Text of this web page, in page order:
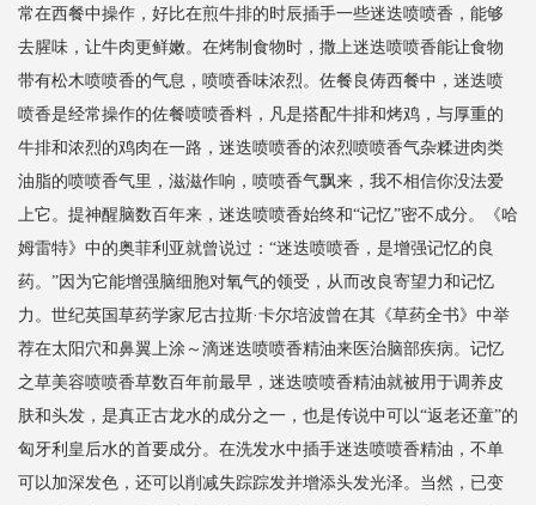
常在西餐中操作，好比在煎牛排的时辰插手一些迷迭喷喷香，能够
去腥味，让牛肉更鲜嫩。在烤制食物时，撒上迷迭喷喷香能让食物
带有松木喷喷香的气息，喷喷香味浓烈。佐餐良俦西餐中，迷迭喷
喷香是经常操作的佐餐喷喷香料，凡是搭配牛排和烤鸡，与厚重的
牛排和浓烈的鸡肉在一路，迷迭喷喷香的浓烈喷喷香气杂糅进肉类
油脂的喷喷香气里，滋滋作响，喷喷香气飘来，我不相信你没法爱
上它。提神醒脑数百年来，迷迭喷喷香始终和“记忆”密不成分。《哈
姆雷特》中的奥菲利亚就曾说过：“迷迭喷喷香，是增强记忆的良
药。”因为它能增强脑细胞对氧气的领受，从而改良寄望力和记忆
力。世纪英国草药学家尼古拉斯·卡尔培波曾在其《草药全书》中举
荐在太阳穴和鼻翼上涂～滴迷迭喷喷香精油来医治脑部疾病。记忆
之草美容喷喷香草数百年前最早，迷迭喷喷香精油就被用于调养皮
肤和头发，是真正古龙水的成分之一，也是传说中可以“返老还童”的
匈牙利皇后水的首要成分。在洗发水中插手迷迭喷喷香精油，不单
可以加深发色，还可以削减失踪踪发并增添头发光泽。当然，已变